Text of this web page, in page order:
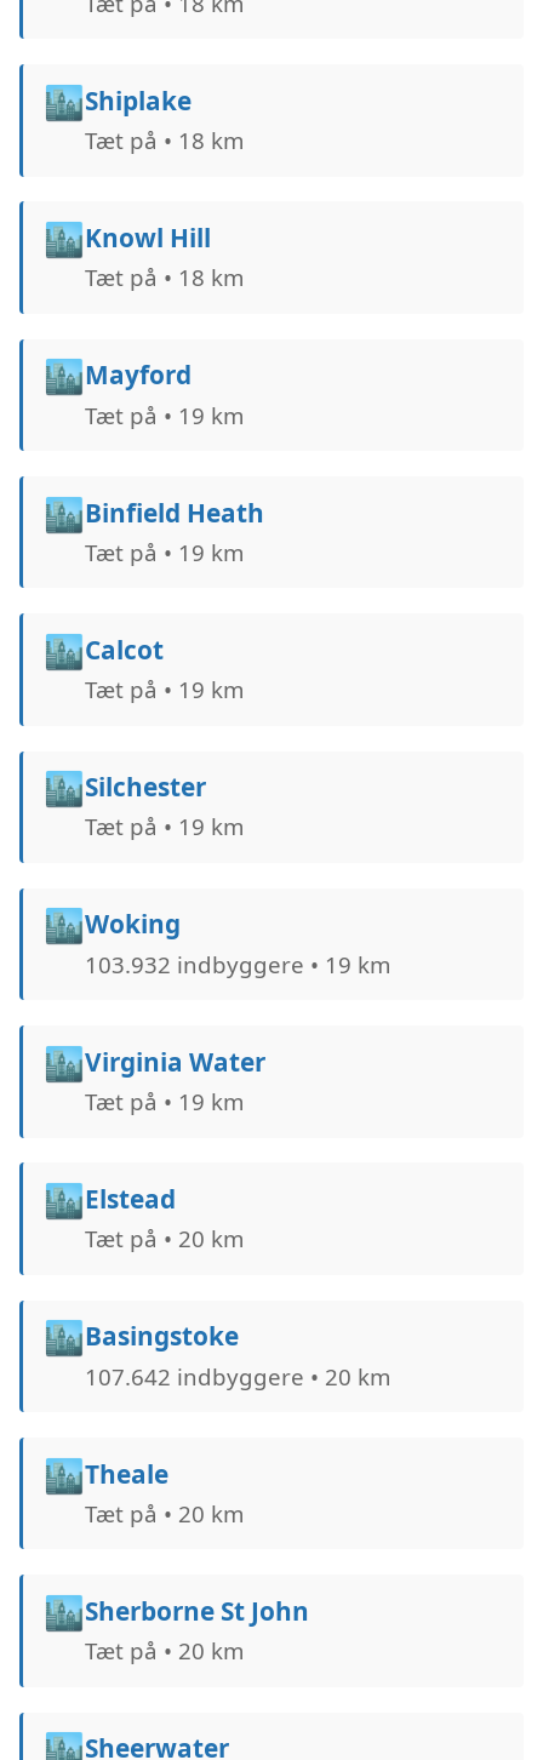
🏙️Shiplake
Tæt på • 18 km
🏙️Knowl Hill
Tæt på • 18 km
🏙️Mayford
Tæt på • 19 km
🏙️Binfield Heath
Tæt på • 19 km
🏙️Calcot
Tæt på • 19 km
🏙️Silchester
Tæt på • 19 km
🏙️Woking
103.932 indbyggere • 19 km
🏙️Virginia Water
Tæt på • 19 km
🏙️Elstead
Tæt på • 20 km
🏙️Basingstoke
107.642 indbyggere • 20 km
🏙️Theale
Tæt på • 20 km
🏙️Sherborne St John
Tæt på • 20 km
🏙️Sheerwater